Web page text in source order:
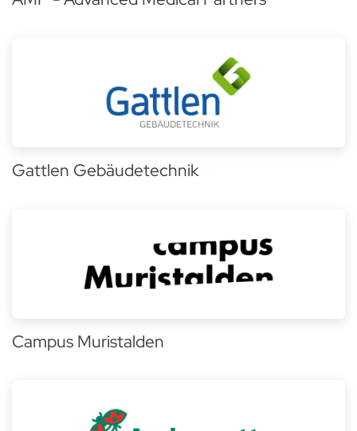
Gattlen Gebäudetechnik
Campus Muristalden